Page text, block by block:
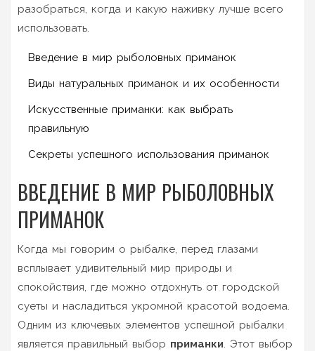
разобраться, когда и какую наживку лучше всего
использовать.
Введение в мир рыболовных приманок
Виды натуральных приманок и их особенности
Искусственные приманки: как выбрать
правильную
Секреты успешного использования приманок
ВВЕДЕНИЕ В МИР РЫБОЛОВНЫХ
ПРИМАНОК
Когда мы говорим о рыбалке, перед глазами
всплывает удивительный мир природы и
спокойствия, где можно отдохнуть от городской
суеты и насладиться укромной красотой водоема.
Одним из ключевых элементов успешной рыбалки
является правильный выбор приманки. Этот выбор